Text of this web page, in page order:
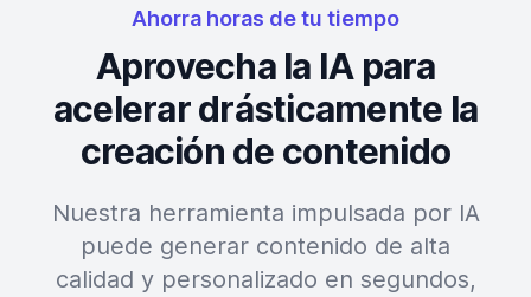
Ahorra horas de tu tiempo
Aprovecha la IA para
acelerar drásticamente la
creación de contenido
Nuestra herramienta impulsada por IA
puede generar contenido de alta
calidad y personalizado en segundos,